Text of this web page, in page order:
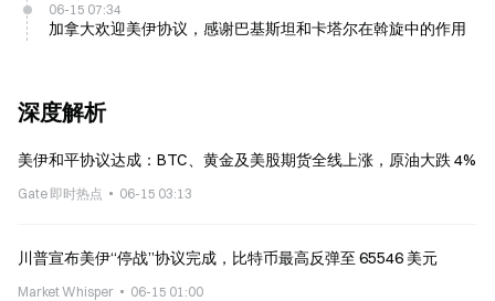
06-15 07:34
加拿大欢迎美伊协议，感谢巴基斯坦和卡塔尔在斡旋中的作用
深度解析
美伊和平协议达成：BTC、黄金及美股期货全线上涨，原油大跌 4%
Gate 即时热点 06-15 03:13
川普宣布美伊“停战”协议完成，比特币最高反弹至 65546 美元
Market Whisper 06-15 01:00